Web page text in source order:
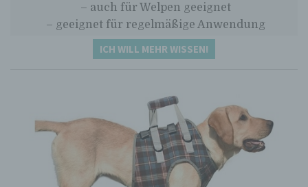
– auch für Welpen geeignet
– geeignet für regelmäßige Anwendung
ICH WILL MEHR WISSEN!